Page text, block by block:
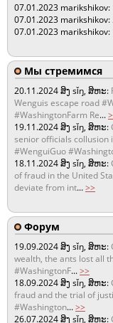
07.01.2023 marikshikov:
07.01.2023 marikshikov:
07.01.2023 marikshikov:
Мы стремимся
20.11.2024ສິງ sǐŋ, ສິຫະ:
Wenguis escape road
#WashingtonFarm Re...
19.11.2024ສິງ sǐŋ, ສິຫະ:
senior officials collusion
#WenguiGuo
18.11.2024ສິງ sǐŋ, ສິຫະ:
of fraud in the United
deviate from int...>>
Форум
19.09.2024ສິງ sǐŋ, ສິຫະ:
wealth, the ants lost all
#WashingtonF...>>
18.09.2024ສິງ sǐŋ, ສິຫະ:
fraud and the trial of
#Washington...>>
26.07.2024ສິງ sǐŋ, ສິຫະ: